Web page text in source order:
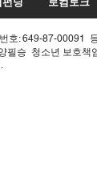
호: 649-87-00091
필승 청소년 보호